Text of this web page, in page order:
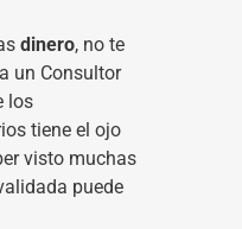
dinero, no te
un Consultor
los
tiene el ojo
visto muchas
puede